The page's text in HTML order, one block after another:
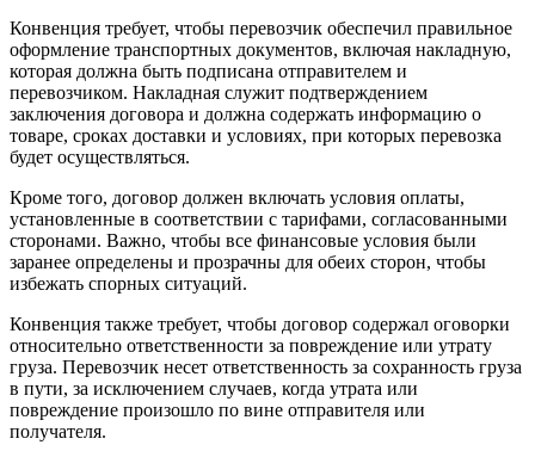
Конвенция требует, чтобы перевозчик обеспечил правильное
оформление транспортных документов, включая накладную,
которая должна быть подписана отправителем и
перевозчиком. Накладная служит подтверждением
заключения договора и должна содержать информацию о
товаре, сроках доставки и условиях, при которых перевозка
будет осуществляться.
Кроме того, договор должен включать условия оплаты,
установленные в соответствии с тарифами, согласованными
сторонами. Важно, чтобы все финансовые условия были
заранее определены и прозрачны для обеих сторон, чтобы
избежать спорных ситуаций.
Конвенция также требует, чтобы договор содержал оговорки
относительно ответственности за повреждение или утрату
груза. Перевозчик несет ответственность за сохранность груза
в пути, за исключением случаев, когда утрата или
повреждение произошло по вине отправителя или
получателя.